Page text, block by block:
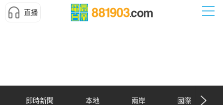
直播
即時新聞 本地 兩岸 國際